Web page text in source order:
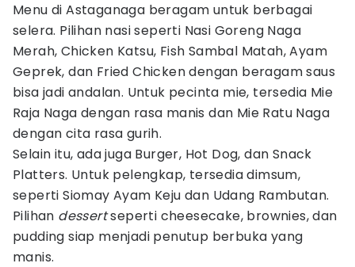
Menu di Astaganaga beragam untuk berbagai
selera. Pilihan nasi seperti Nasi Goreng Naga
Merah, Chicken Katsu, Fish Sambal Matah, Ayam
Geprek, dan Fried Chicken dengan beragam saus
bisa jadi andalan. Untuk pecinta mie, tersedia Mie
Raja Naga dengan rasa manis dan Mie Ratu Naga
dengan cita rasa gurih.
Selain itu, ada juga Burger, Hot Dog, dan Snack
Platters. Untuk pelengkap, tersedia dimsum,
seperti Siomay Ayam Keju dan Udang Rambutan.
Pilihan dessertseperti cheesecake, brownies, dan
pudding siap menjadi penutup berbuka yang
manis.